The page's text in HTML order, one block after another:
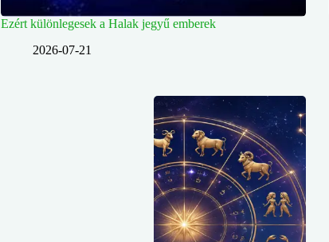
Ezért különlegesek a Halak jegyű emberek
2026-07-21